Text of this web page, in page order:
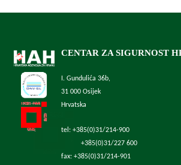
CENTAR ZA SIGURNOST
I. Gundulića 36b,
31 000 Osijek
Hrvatska
tel: +385(0)31/214-900
+385(0)31/227 600
fax: +385(0)31/214-901